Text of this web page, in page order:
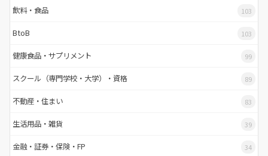
飲料・食品 103
BtoB 103
健康食品・サプリメント 99
スクール（専門学校・大学）・資格 89
不動産・住まい 83
生活用品・雑貨 39
金融・証券・保険・FP 34